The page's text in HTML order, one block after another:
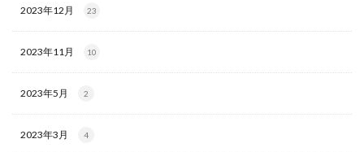
2023年12月 23
2023年11月 10
2023年5月 2
2023年3月 4